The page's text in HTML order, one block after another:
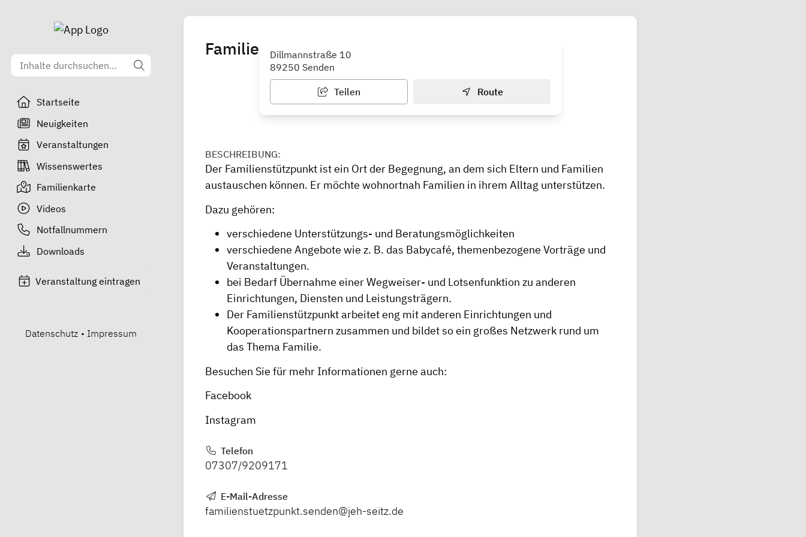
Startseite
Neuigkeiten
Veranstaltungen
Wissenswertes
Familienkarte
Videos
Notfallnummern
Downloads
Veranstaltung eintragen
Datenschutz • Impressum
Familienstützpunkt Senden
Dillmannstraße 10
89250 Senden
Teilen Route
BESCHREIBUNG:
Der Familienstützpunkt ist ein Ort der Begegnung, an dem sich Eltern und Familien
austauschen können. Er möchte wohnortnah Familien in ihrem Alltag unterstützen.
Dazu gehören:
verschiedene Unterstützungs- und Beratungsmöglichkeiten
verschiedene Angebote wie z. B. das Babycafé, themenbezogene Vorträge und
Veranstaltungen.
bei Bedarf Übernahme einer Wegweiser- und Lotsenfunktion zu anderen
Einrichtungen, Diensten und Leistungsträgern.
Der Familienstützpunkt arbeitet eng mit anderen Einrichtungen und
Kooperationspartnern zusammen und bildet so ein großes Netzwerk rund um
das Thema Familie.
Besuchen Sie für mehr Informationen gerne auch:
Facebook
Instagram
Telefon
07307/9209171
E-Mail-Adresse
familienstuetzpunkt.senden@jeh-seitz.de